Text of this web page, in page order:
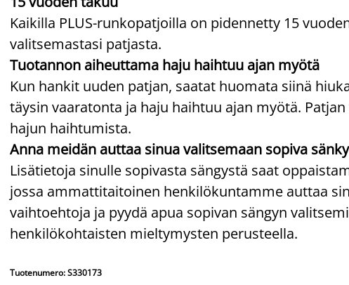
Kaikilla PLUS-runkopatjoilla on pidennetty 15
valitsemastasi patjasta.
Tuotannon aiheuttama haju haihtuu ajan myötä
Kun hankit uuden patjan, saatat huomata siinä
täysin vaaratonta ja haju haihtuu ajan myötä.
hajun haihtumista.
Anna meidän auttaa sinua valitsemaan sopiva sänky
Lisätietoja sinulle sopivasta sängystä saat
jossa ammattitaitoinen henkilökuntamme auttaa
vaihtoehtoja ja pyydä apua sopivan sängyn
henkilökohtaisten mieltymysten perusteella.
Tuotenumero: S330173